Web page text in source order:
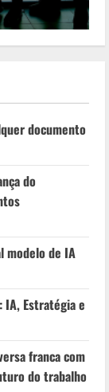
documento
do
modelo de IA
IA, Estratégia e
franca com
do trabalho